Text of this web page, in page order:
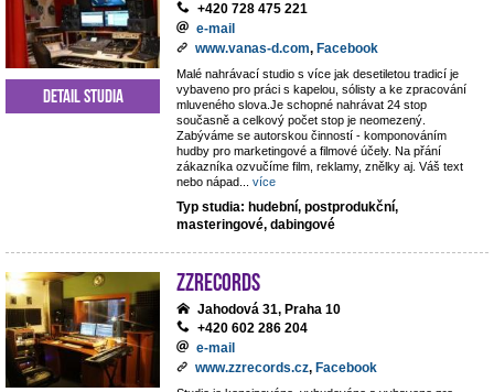
+420 728 475 221
e-mail
www.vanas-d.com, Facebook
Malé nahrávací studio s více jak desetiletou tradicí je
vybaveno pro práci s kapelou, sólisty a ke zpracování
mluveného slova.Je schopné nahrávat 24 stop
současně a celkový počet stop je neomezený.
Zabýváme se autorskou činností - komponováním
hudby pro marketingové a filmové účely. Na přání
zákazníka ozvučíme film, reklamy, znělky aj. Váš text
nebo nápad
více
Typ studia: hudební, postprodukční,
masteringové, dabingové
Detail studia
ZZrecords
Jahodová 31, Praha 10
+420 602 286 204
e-mail
www.zzrecords.cz, Facebook